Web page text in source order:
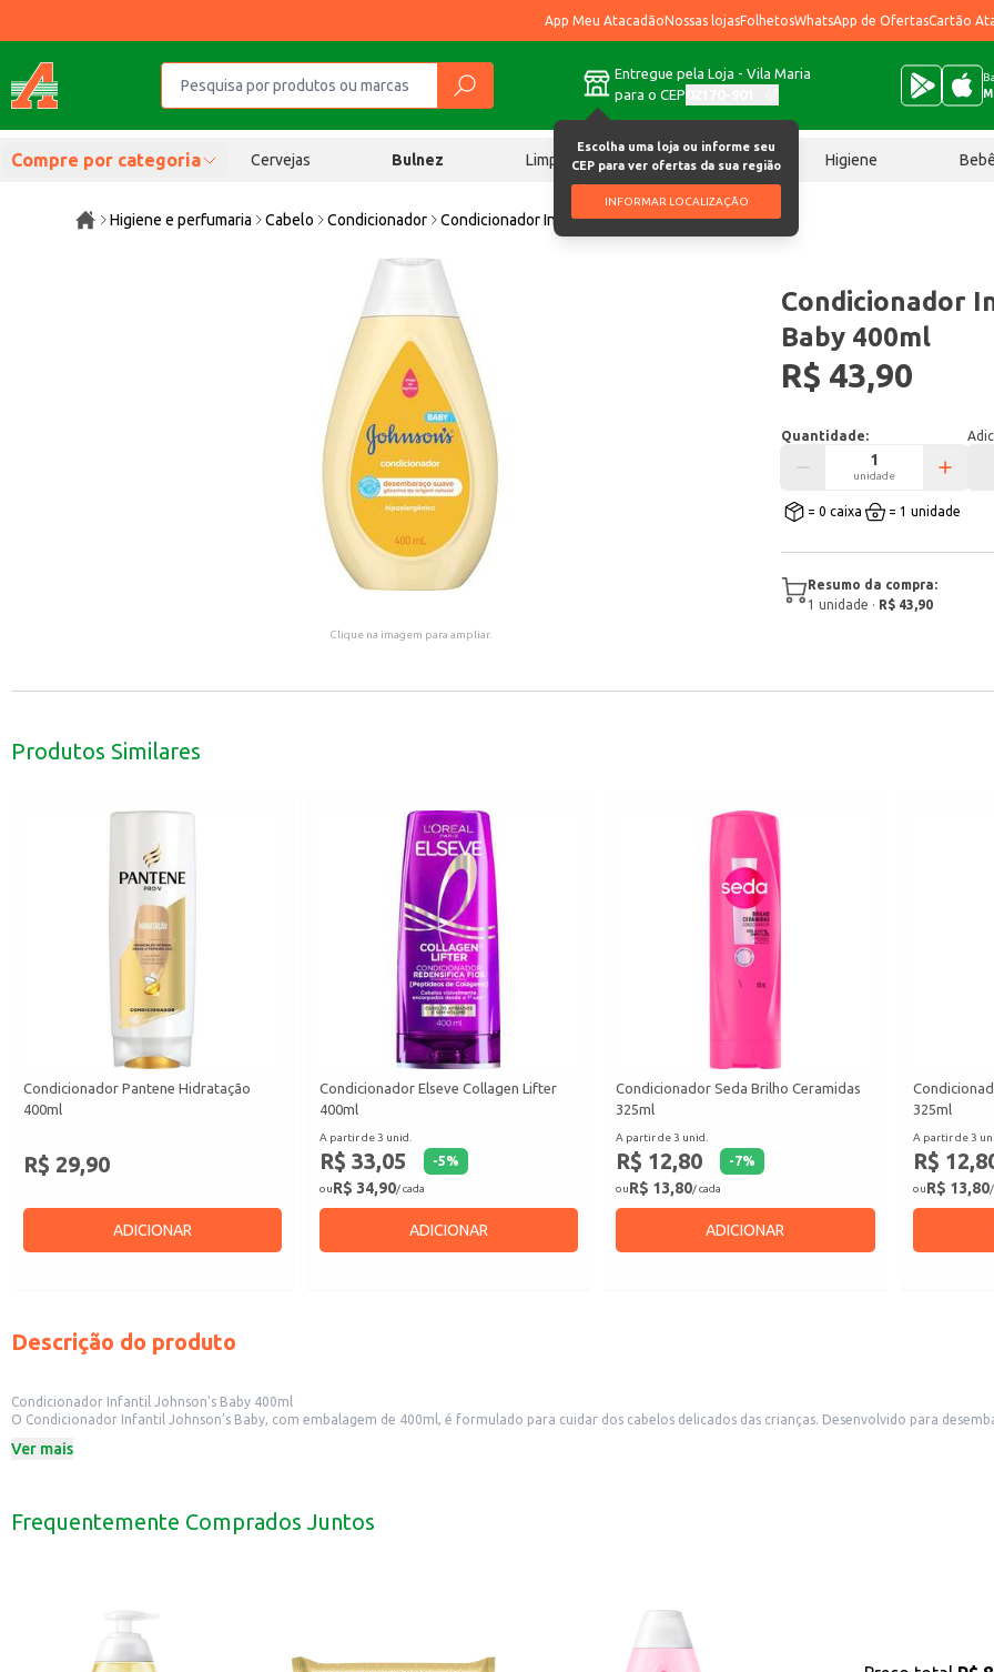
App Meu AtacadãoNossas lojasFolhetosWhatsApp de OfertasCartão
Entregue pela Loja - Vila Maria
para o CEP
Escolha uma loja ou informe seu
CEP para ver ofertas da sua região
INFORMAR LOCALIZAÇÃO
Compre por categoria Cervejas Bulnez Limpeza Chocolates Higiene
Higiene e perfumaria Cabelo Condicionador Condicionador Infantil Johnson's Baby 400ml
Clique na imagem para ampliar.
Condicionador
Baby 400ml
R$ 43,90
Quantidade:
unidade
= 0 caixa = 1 unidade
Resumo da compra:
1 unidade · R$ 43,90
Produtos Similares
Condicionador Pantene Hidratação
400ml
R$ 29,90
ADICIONAR
Condicionador Elseve Collagen Lifter
400ml
A partir de 3 unid.
R$ 33,05 -5%
ouR$ 34,90/ cada
ADICIONAR
Condicionador Seda Brilho Ceramidas
325ml
A partir de 3 unid.
R$ 12,80 -7%
ouR$ 13,80/ cada
ADICIONAR
325ml
A partir de 3
R$
ouR$ 13,80/
Descrição do produto
Condicionador Infantil Johnson's Baby 400ml
O Condicionador Infantil Johnson's Baby, com embalagem de 400ml, é formulado para cuidar dos cabelos delicados das crianças. Desenvolvido para
Dicas de Uso:
Pode ser usado em casa, para cuidar dos cabelos das crianças.
Ver mais
Frequentemente Comprados Juntos